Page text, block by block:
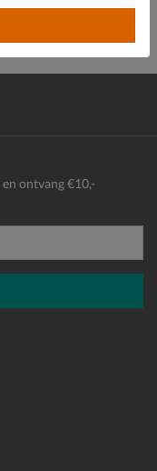
ontvang €10,-